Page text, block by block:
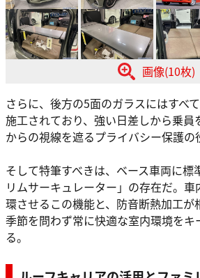
画像(10枚)
さらに、後方の5面のガラスにはすべ
施工されており、強い日差しから乗
からの視線を遮るプライバシー保護の
そして特筆すべきは、ベース車両に標
リムサーキュレーター」の存在だ。
環させるこの機能と、防音断熱加工が
季節を問わず常に快適な室内環境をキ
る。